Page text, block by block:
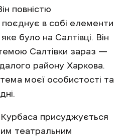
повністю
поєднує в собі елементи
було на Салтівці. Він
Салтівки зараз —
району Харкова.
моєї особистості та
присуджується
театральним